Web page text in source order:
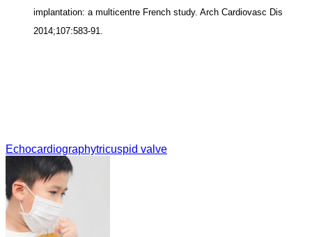
implantation: a multicentre French study. Arch Cardiovasc Dis
2014;107:583-91.
Echocardiographytricuspid valve